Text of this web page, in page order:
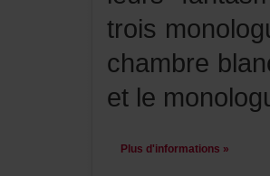
Plusd'informations»